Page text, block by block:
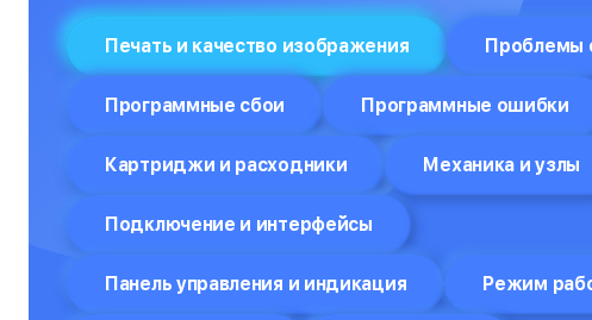
Печать и качество изображения Проблемы
Программные сбои Программные ошибки
Картриджи и расходники Механика и узлы
Подключение и интерфейсы
Панель управления и индикация Режим